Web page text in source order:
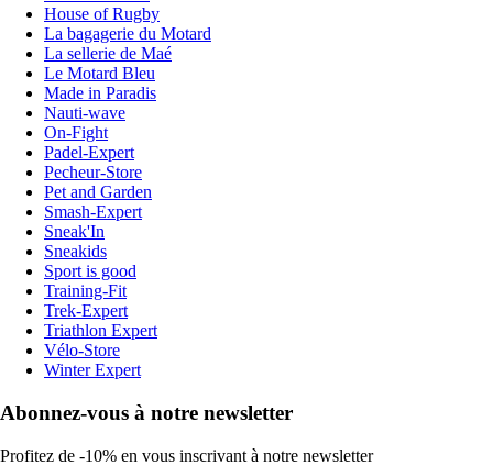
House of Rugby
La bagagerie du Motard
La sellerie de Maé
Le Motard Bleu
Made in Paradis
Nauti-wave
On-Fight
Padel-Expert
Pecheur-Store
Pet and Garden
Smash-Expert
Sneak'In
Sneakids
Sport is good
Training-Fit
Trek-Expert
Triathlon Expert
Vélo-Store
Winter Expert
Abonnez-vous à notre newsletter
Profitez de -10% en vous inscrivant à notre newsletter